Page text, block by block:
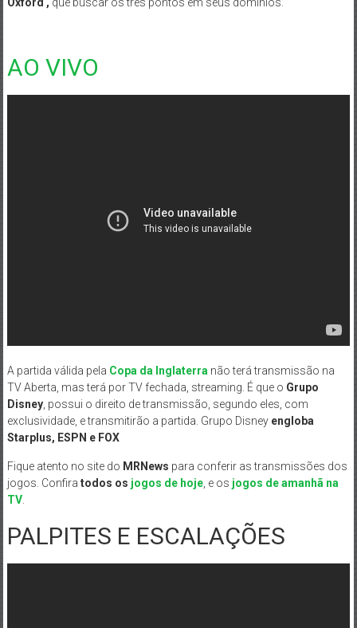
AO VIVO
A partida válida pela Copa da Inglaterra não terá transmissão na
TV Aberta, mas terá por TV fechada, streaming. É que o Grupo
Disney, possui o direito de transmissão, segundo eles, com
exclusividade, e transmitirão a partida. Grupo Disney engloba
Starplus, ESPN e FOX
Fique atento no site do MRNews para conferir as transmissões dos
jogos. Confira todos os jogos de hoje, e os jogos de amanhã na
TV.
PALPITES E ESCALAÇÕES